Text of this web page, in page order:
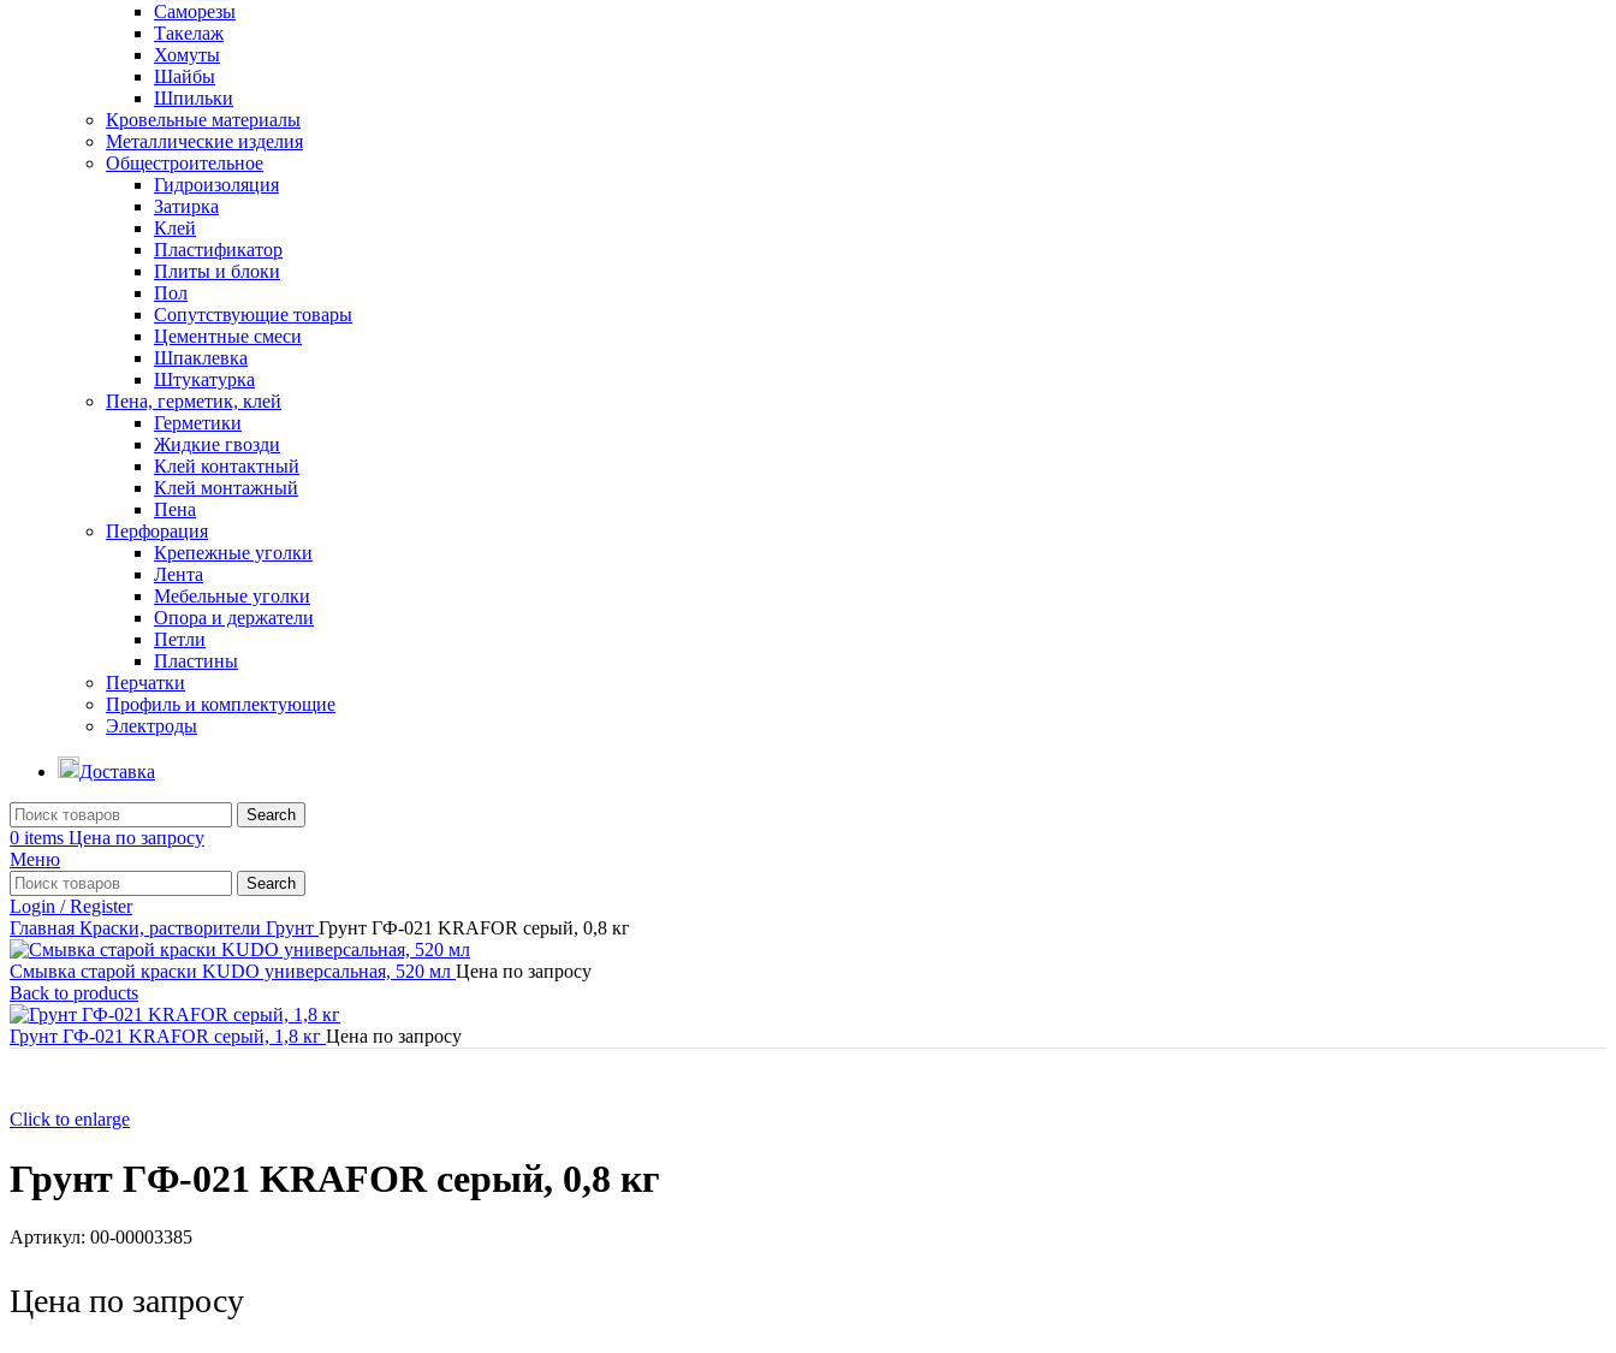
Саморезы
Такелаж
Хомуты
Шайбы
Шпильки
Кровельные материалы
Металлические изделия
Общестроительное
Гидроизоляция
Затирка
Клей
Пластификатор
Плиты и блоки
Пол
Сопутствующие товары
Цементные смеси
Шпаклевка
Штукатурка
Пена, герметик, клей
Герметики
Жидкие гвозди
Клей контактный
Клей монтажный
Пена
Перфорация
Крепежные уголки
Лента
Мебельные уголки
Опора и держатели
Петли
Пластины
Перчатки
Профиль и комплектующие
Электроды
Доставка
Search
0 items Цена по запросу
Меню
Search
Login / Register
Главная Краски, растворители Грунт Грунт ГФ-021 KRAFOR серый, 0,8 кг
Смывка старой краски KUDO универсальная, 520 мл Цена по запросу
Back to products
Грунт ГФ-021 KRAFOR серый, 1,8 кг Цена по запросу
Click to enlarge
Грунт ГФ-021 KRAFOR серый, 0,8 кг
Артикул: 00-00003385
Цена по запросу